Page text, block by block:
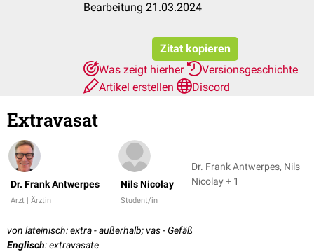
Bearbeitung 21.03.2024
Zitat kopieren
Was zeigt hierher
Versionsgeschichte
Artikel erstellen
Discord
Extravasat
Dr. Frank Antwerpes
Arzt | Ärztin
Nils Nicolay
Student/in
Dr. Frank Antwerpes, Nils
Nicolay + 1
von lateinisch: extra - außerhalb; vas - Gefäß
Englisch: extravasate